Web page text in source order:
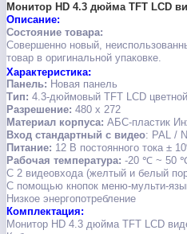
Монитор HD 4.3 дюйма TFT LCD
Описание:
Состояние товара:
Совершенно новый,
товар в оригинальной упаковке.
Характеристика:
Панель: Новая панель
Тип: 4.3-дюймовый TFT LCD
Разрешение: 480 х 272
Материал корпуса: АБС-пластик
Вход стандартный с видео: PAL /
Питание: 12 В постоянного тока ±
Рабочая температура: -20 ℃ ~ 50
С 2 видеовхода (желтый и белый
С помощью кнопок меню-мульти-
Низкое энергопотребление
Комплектация:
Монитор HD 4.3 дюйма TFT LCD